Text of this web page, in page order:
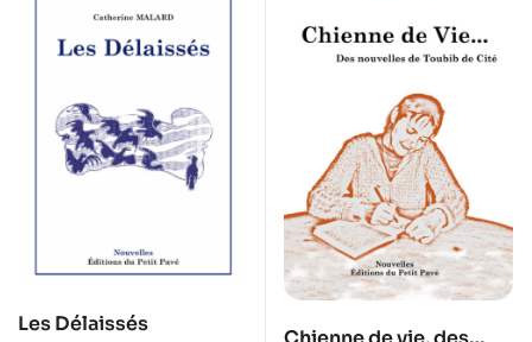
Les Délaissés